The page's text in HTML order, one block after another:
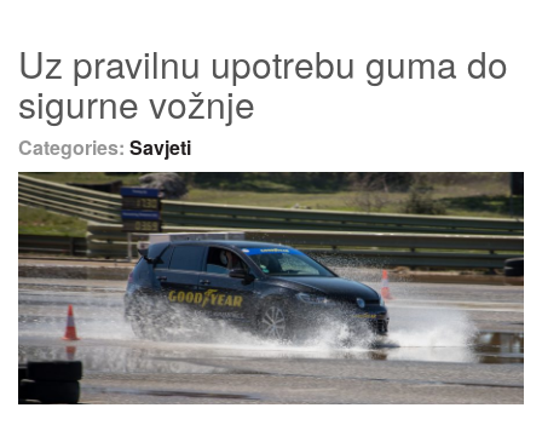
Uz pravilnu upotrebu guma do
sigurne vožnje
Categories: Savjeti